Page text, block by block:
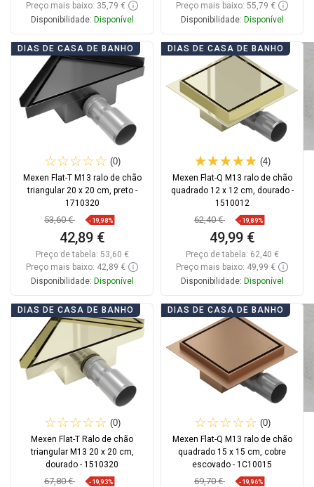
Preço mais baixo: 35,79 €
Disponibilidade: Disponível
Adicionar
Favoritos
Comparar
Preço mais baixo: 55,79 €
Disponibilidade: Disponível
Adicionar
Favoritos
Comparar
DIAS DE CASA DE BANHO
(0)
Mexen Flat-T M13 ralo de chão
triangular 20 x 20 cm, preto -
1710320
53,60 € -19,98%
42,89 €
Preço de tabela: 53,60 €
Preço mais baixo: 42,89 €
Disponibilidade: Disponível
Adicionar
Favoritos
Comparar
DIAS DE CASA DE BANHO
(4)
Mexen Flat-Q M13 ralo de chão
quadrado 12 x 12 cm, dourado -
1510012
62,40 € -19,89%
49,99 €
Preço de tabela: 62,40 €
Preço mais baixo: 49,99 €
Disponibilidade: Disponível
Adicionar
Favoritos
Comparar
DIAS DE CASA DE BANHO
(0)
Mexen Flat-T Ralo de chão
triangular M13 20 x 20 cm,
dourado - 1510320
67,80 € -19,93%
DIAS DE CASA DE BANHO
(0)
Mexen Flat-Q M13 ralo de chão
quadrado 15 x 15 cm, cobre
escovado - 1C10015
69,70 € -19,96%